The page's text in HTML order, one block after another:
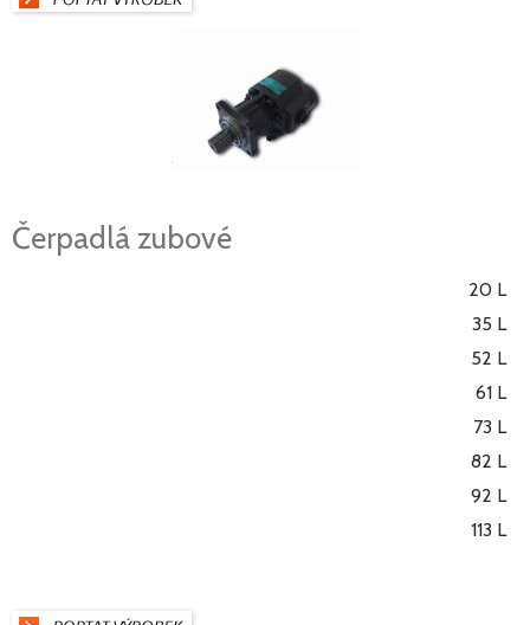
Čerpadlá zubové
20 L
35 L
52 L
61 L
73 L
82 L
92 L
113 L